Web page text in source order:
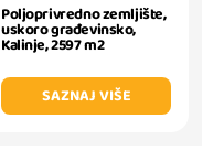
Poljoprivredno zemljište,
uskoro građevinsko,
Kalinje, 2597 m2
SAZNAJ VIŠE